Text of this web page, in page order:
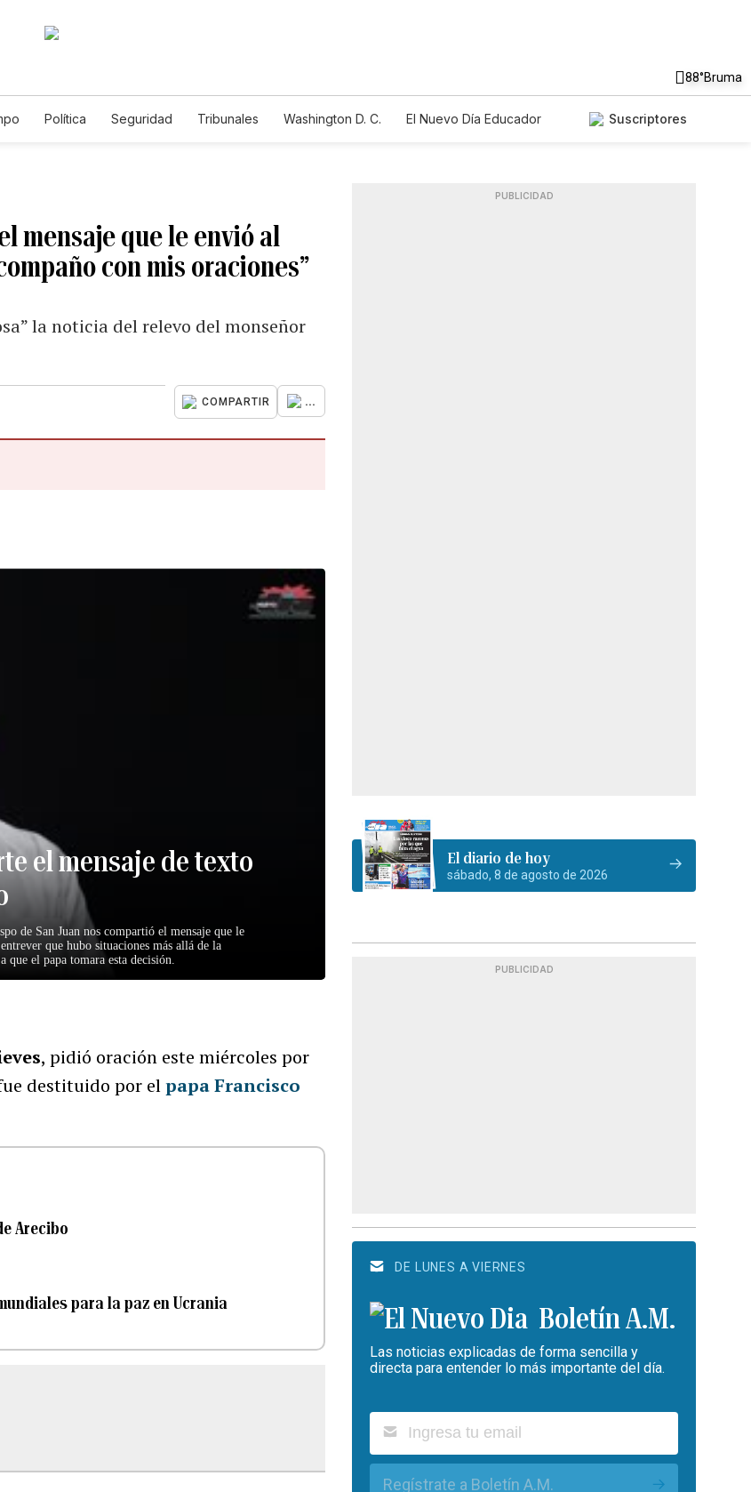
88°Bruma
Política Seguridad Tribunales Washington D. C.
El Nuevo Día Educador
Suscriptores
mensaje que le envió al
con mis oraciones”
la noticia del relevo del monseñor
COMPARTIR ...
el mensaje de texto
de San Juan nos compartió el mensaje que le
que hubo situaciones más allá de la
el papa tomara esta decisión.
, pidió oración este miércoles por
destituido por elpapa Francisco
Arecibo
para la paz en Ucrania
PUBLICIDAD
El diario de hoy
sábado, 8 de agosto de 2026
PUBLICIDAD
DE LUNES A VIERNES
Boletín A.M.
Las noticias explicadas de forma sencilla y
directa para entender lo más importante del día.
Regístrate a Boletín A.M.